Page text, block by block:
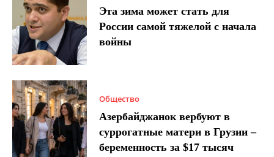
Эта зима может стать для
России самой тяжелой с начала
войны
Общество
Азербайджанок вербуют в
суррогатные матери в Грузии –
беременность за $17 тысяч